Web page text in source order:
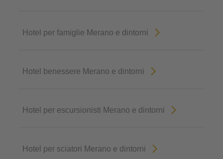
Hotel per famiglie Merano e dintorni
Hotel benessere Merano e dintorni
Hotel per escursionisti Merano e dintorni
Hotel per sciatori Merano e dintorni